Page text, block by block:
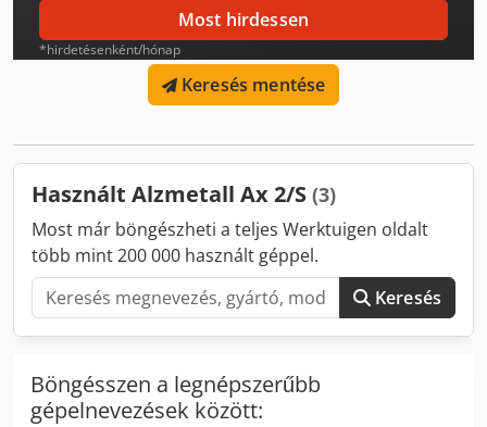
Most hirdessen
*hirdetésenként/hónap
Keresés mentése
Használt Alzmetall Ax 2/S (3)
Most már böngészheti a teljes Werktuigen oldalt
több mint 200 000 használt géppel.
Keresés
Böngésszen a legnépszerűbb
gépelnevezések között: